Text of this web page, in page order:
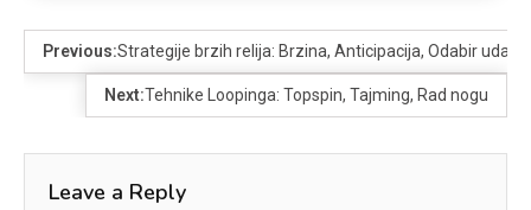
Previous:Strategije brzih relija: Brzina, Anticipacija, Odabir
Next:Tehnike Loopinga: Topspin, Tajming, Rad nogu
Leave a Reply